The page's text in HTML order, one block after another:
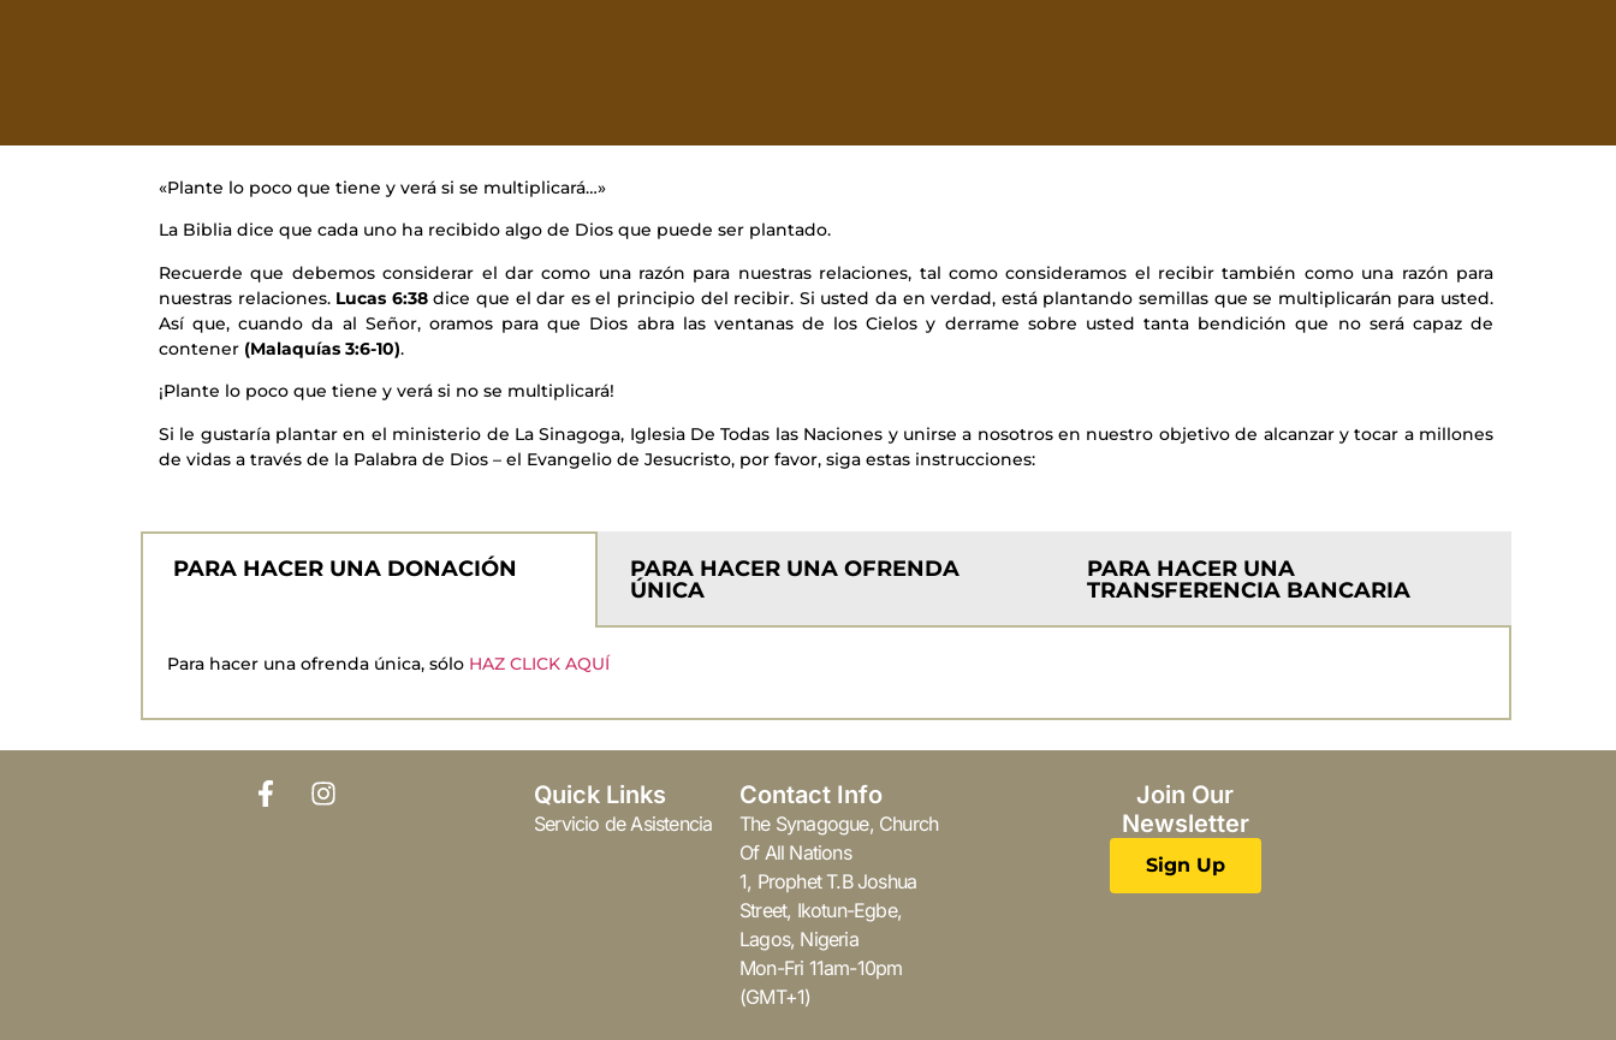
«Plante lo poco que tiene y verá si se multiplicará…»
La Biblia dice que cada uno ha recibido algo de Dios que puede ser plantado.
Recuerde que debemos considerar el dar como una razón para nuestras relaciones, tal como consideramos el recibir también como una razón para
nuestras relaciones. Lucas 6:38dice que el dar es el principio del recibir. Si usted da en verdad, está plantando semillas que se multiplicarán para usted.
Así que, cuando da al Señor, oramos para que Dios abra las ventanas de los Cielos y derrame sobre usted tanta bendición que no será capaz de
contener (Malaquías 3:6-10).
¡Plante lo poco que tiene y verá si no se multiplicará!
Si le gustaría plantar en el ministerio de La Sinagoga, Iglesia De Todas las Naciones y unirse a nosotros en nuestro objetivo de alcanzar y tocar a millones
de vidas a través de la Palabra de Dios – el Evangelio de Jesucristo, por favor, siga estas instrucciones:
PARA HACER UNA DONACIÓN
PARA HACER UNA OFRENDA
ÚNICA
PARA HACER UNA
TRANSFERENCIA BANCARIA
Para hacer una ofrenda única, sólo HAZ CLICK AQUÍ
Quick Links
Servicio de Asistencia
Contact Info
The Synagogue, Church
Of All Nations
1, Prophet T.B Joshua
Street, Ikotun-Egbe,
Lagos, Nigeria
Mon-Fri 11am-10pm
(GMT+1)
Join Our
Newsletter
Sign Up